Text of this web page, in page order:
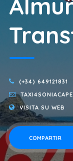
(+34) 649121831
VISITA SU WEB
COMPARTIR